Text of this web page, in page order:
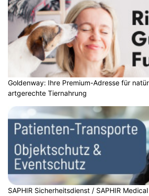
Goldenway: Ihre Premium-Adresse für
artgerechte Tiernahrung
SAPHIR Sicherheitsdienst / SAPHIR